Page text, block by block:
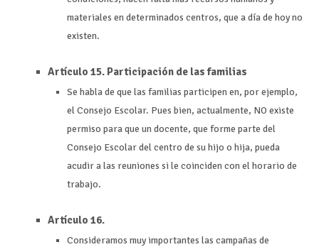
materiales en determinados centros, que a día de hoy no
existen.
Artículo 15. Participación de las familias
Se habla de que las familias participen en, por ejemplo,
el Consejo Escolar. Pues bien, actualmente, NO existe
permiso para que un docente, que forme parte del
Consejo Escolar del centro de su hijo o hija, pueda
acudir a las reuniones si le coinciden con el horario de
trabajo.
Artículo 16.
Consideramos muy importantes las campañas de